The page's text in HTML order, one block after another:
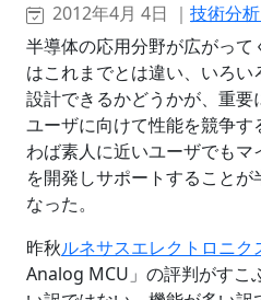
2012年4月 4日 ｜ 技術分
半導体の応用分野が広がっ
はこれまでとは違い、いろ
設計できるかどうかが、重
ユーザに向けて性能を競争
わば素人に近いユーザでも
を開発しサポートすること
なった。
昨秋ルネサスエレクトロニク
Analog MCU」の評判がすこ